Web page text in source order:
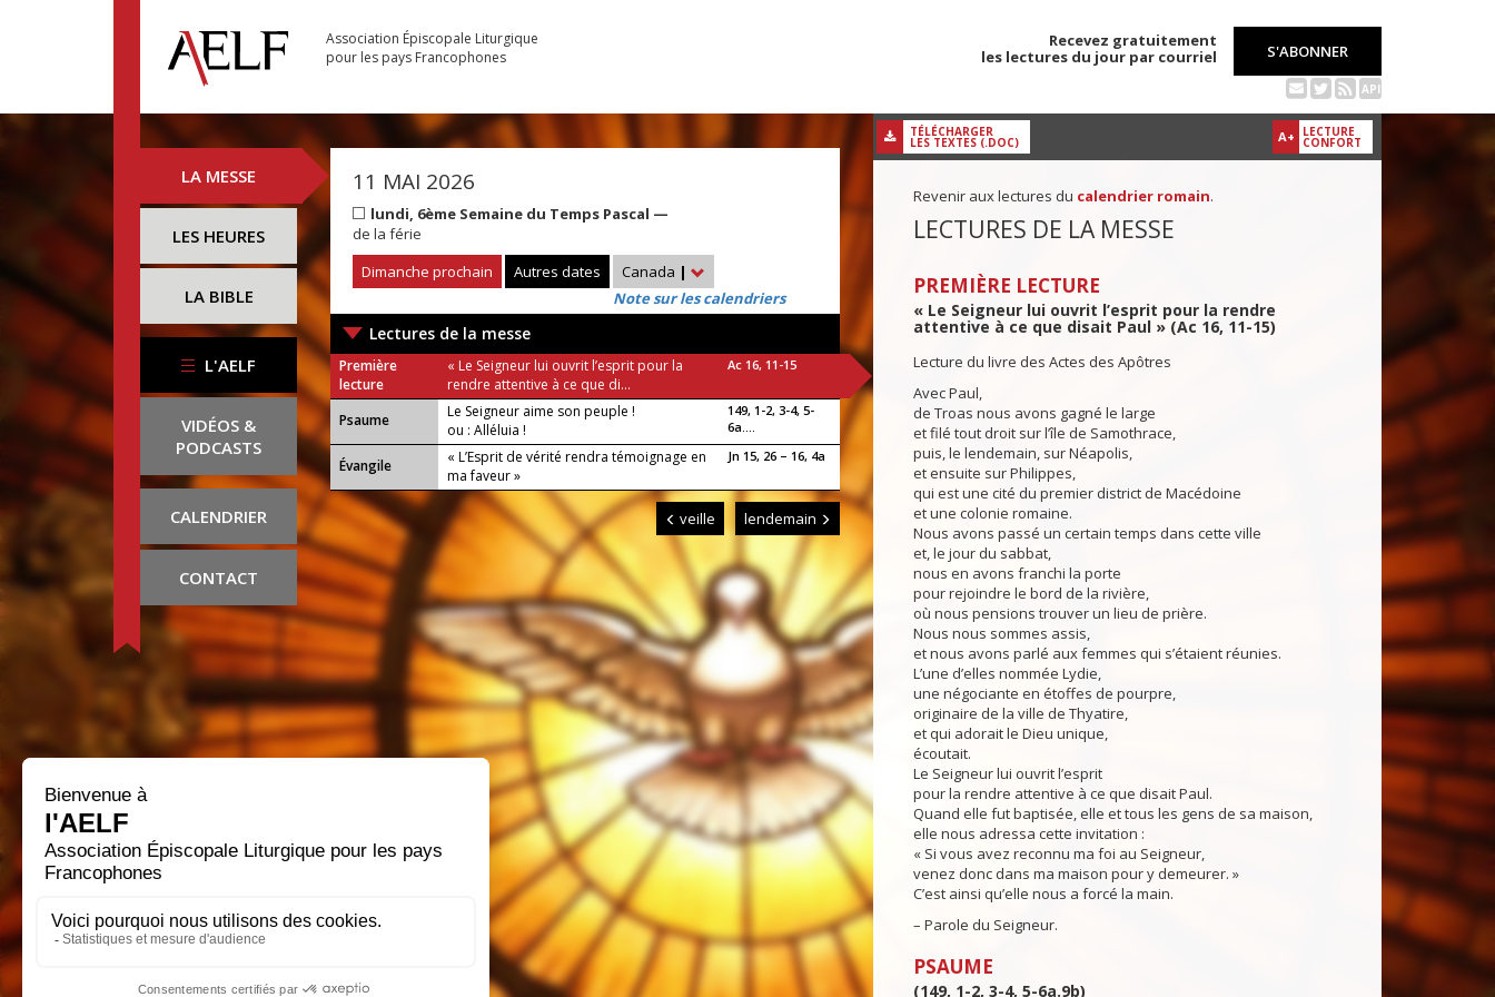
Association Épiscopale Liturgique
pour les pays Francophones
Recevez gratuitement
les lectures du jour par courriel
S'ABONNER
API
LA MESSE
LES HEURES
LA BIBLE
L'AELF
VIDÉOS &
PODCASTS
CALENDRIER
CONTACT
11 MAI 2026
lundi, 6ème Semaine du Temps Pascal —
de la férie
Dimanche prochain
Autres dates Canada |
Note sur les calendriers
Lectures de la messe
Première
lecture
« Le Seigneur lui ouvrit l’esprit pour la
rendre attentive à ce que di...
Ac 16, 11-15
Psaume
Le Seigneur aime son peuple !
ou : Alléluia !
149, 1-2, 3-4, 5-
6a....
Évangile
« L’Esprit de vérité rendra témoignage en
ma faveur »
Jn 15, 26 – 16, 4a
veille lendemain
A+ LECTURE
CONFORT
TÉLÉCHARGER
LES TEXTES (.DOC)
Revenir aux lectures du calendrier romain.
LECTURES DE LA MESSE
PREMIÈRE LECTURE
« Le Seigneur lui ouvrit l’esprit pour la rendre
attentive à ce que disait Paul » (Ac 16, 11-15)
Lecture du livre des Actes des Apôtres
Avec Paul,
de Troas nous avons gagné le large
et filé tout droit sur l’île de Samothrace,
puis, le lendemain, sur Néapolis,
et ensuite sur Philippes,
qui est une cité du premier district de Macédoine
et une colonie romaine.
Nous avons passé un certain temps dans cette ville
et, le jour du sabbat,
nous en avons franchi la porte
pour rejoindre le bord de la rivière,
où nous pensions trouver un lieu de prière.
Nous nous sommes assis,
et nous avons parlé aux femmes qui s’étaient réunies.
L’une d’elles nommée Lydie,
une négociante en étoffes de pourpre,
originaire de la ville de Thyatire,
et qui adorait le Dieu unique,
écoutait.
Le Seigneur lui ouvrit l’esprit
pour la rendre attentive à ce que disait Paul.
Quand elle fut baptisée, elle et tous les gens de sa maison,
elle nous adressa cette invitation :
« Si vous avez reconnu ma foi au Seigneur,
venez donc dans ma maison pour y demeurer. »
C’est ainsi qu’elle nous a forcé la main.
– Parole du Seigneur.
PSAUME
(149, 1-2, 3-4, 5-6a.9b)